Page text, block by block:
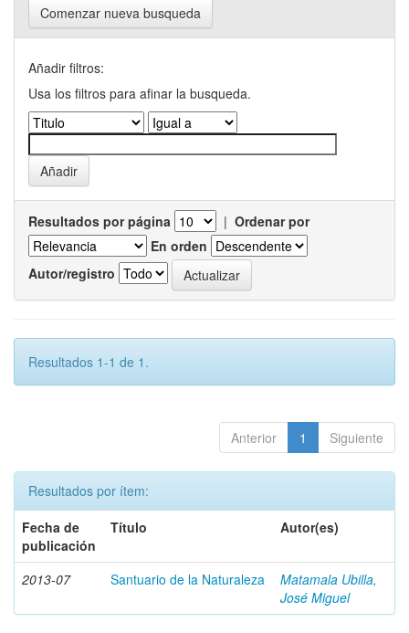
Comenzar nueva busqueda
Añadir filtros:
Usa los filtros para afinar la busqueda.
Resultados por página | Ordenar por
En orden
Autor/registro
Resultados 1-1 de 1.
Anterior 1 Siguiente
Resultados por ítem:
Fecha de
publicación
Título Autor(es)
2013-07 Santuario de la Naturaleza
Matamala Ubilla,
José Miguel